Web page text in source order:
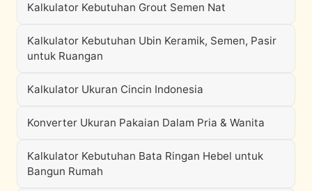
Kalkulator Kebutuhan Grout Semen Nat
Kalkulator Kebutuhan Ubin Keramik, Semen, Pasir
untuk Ruangan
Kalkulator Ukuran Cincin Indonesia
Konverter Ukuran Pakaian Dalam Pria & Wanita
Kalkulator Kebutuhan Bata Ringan Hebel untuk
Bangun Rumah